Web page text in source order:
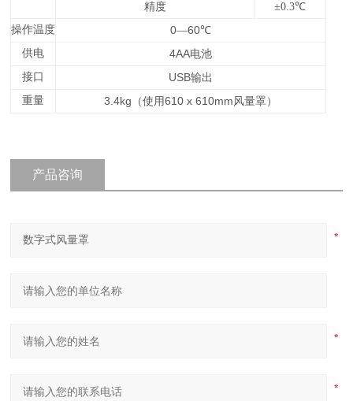
精度
±0.3℃
操作温度
0—60℃
供电
4AA电池
接口
USB输出
重量
3.4kg （使用610 x 610mm 风量罩）
产品咨询